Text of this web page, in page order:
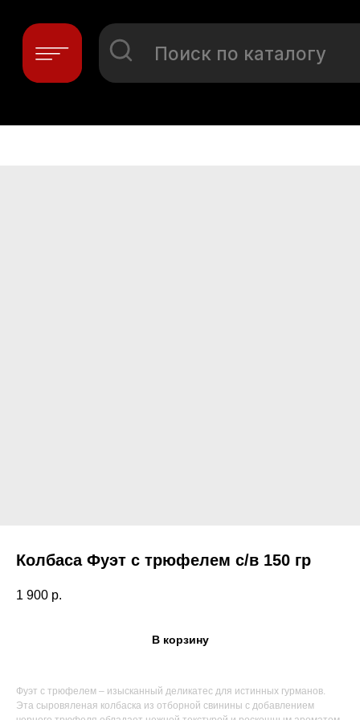
Поиск по каталогу
Колбаса Фуэт с трюфелем с/в 150 гр
1 900 р.
В корзину
Фуэт с трюфелем – изысканный деликатес для истинных гурманов.
Эта сыровяленая колбаска из отборной свинины с добавлением